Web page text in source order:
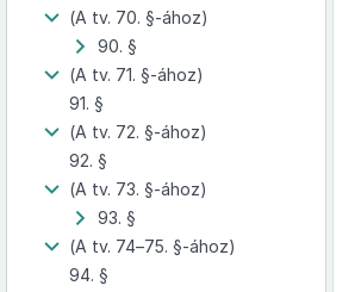
(A tv. 70. §-ához)
90. §
(A tv. 71. §-ához)
91. §
(A tv. 72. §-ához)
92. §
(A tv. 73. §-ához)
93. §
(A tv. 74–75. §-ához)
94. §